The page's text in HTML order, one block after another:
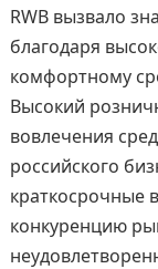
RWB вызвало
благодаря
комфортному
Высокий
вовлечения
российского
краткосрочные
конкуренцию